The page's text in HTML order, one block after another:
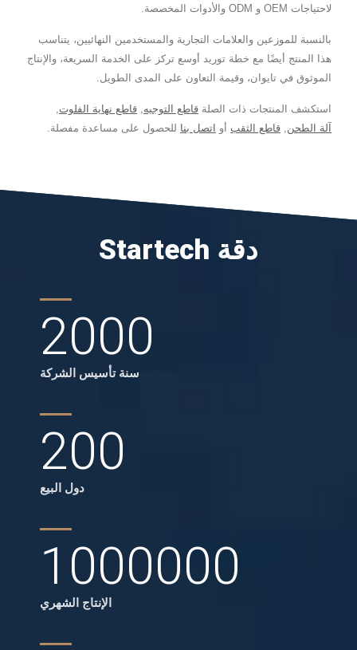
لاحتياجات OEM و ODM والأدوات المخصصة.
بالنسبة للموزعين والعلامات التجارية والمستخدمين النهائيين، يتناسب
هذا المنتج أيضًا مع خطة توريد أوسع تركز على الخدمة السريعة، والإنتاج
الموثوق في تايوان، وقيمة التعاون على المدى الطويل.
استكشف المنتجات ذات الصلة قاطع التوجيه, قاطع نهاية الفلوت,
آلة الطحن, قاطع الثقب أو اتصل بنا للحصول على مساعدة مفصلة.
Startech دقة
2000
سنة تأسيس الشركة
200
دول البيع
1000000
الإنتاج الشهري